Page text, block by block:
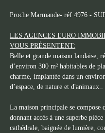
Proche Marmande- réf 4976 -
LES AGENCES EURO
VOUS PRÉSENTENT:
Belle et grande maison landaise,
d’environ 300 m² habitables de
charme, implantée dans un
d’espace, de nature et d'animaux..
La maison principale se compose
donnant accès à une superbe
cathédrale, baignée de lumière,